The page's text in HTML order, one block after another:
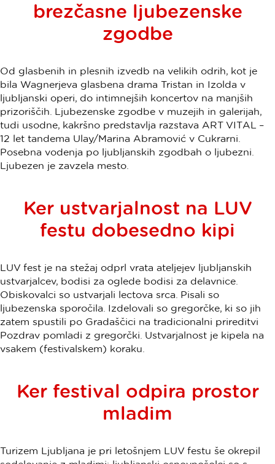
brezčasne ljubezenske
zgodbe
Od glasbenih in plesnih izvedb na velikih odrih, kot je
bila Wagnerjeva glasbena drama Tristan in Izolda v
ljubljanski operi, do intimnejših koncertov na manjših
prizoriščih. Ljubezenske zgodbe v muzejih in galerijah,
tudi usodne, kakršno predstavlja razstava ART VITAL –
12 let tandema Ulay/Marina Abramović v Cukrarni.
Posebna vodenja po ljubljanskih zgodbah o ljubezni.
Ljubezen je zavzela mesto.
Ker ustvarjalnost na LUV
festu dobesedno kipi
LUV fest je na stežaj odprl vrata ateljejev ljubljanskih
ustvarjalcev, bodisi za oglede bodisi za delavnice.
Obiskovalci so ustvarjali lectova srca. Pisali so
ljubezenska sporočila. Izdelovali so gregorčke, ki so jih
zatem spustili po Gradaščici na tradicionalni prireditvi
Pozdrav pomladi z gregorčki. Ustvarjalnost je kipela na
vsakem (festivalskem) koraku.
Ker festival odpira prostor
mladim
Turizem Ljubljana je pri letošnjem LUV festu še okrepil